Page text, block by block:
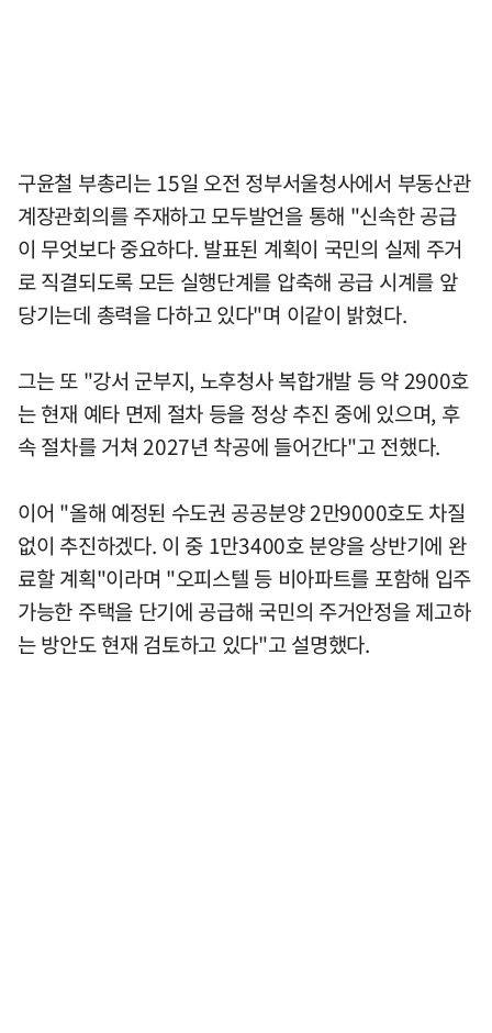
구윤철 부총리는 15일 오전 정부서울청사에서 부동산관
계장관회의를 주재하고 모두발언을 통해 "신속한 공급
이 무엇보다 중요하다. 발표된 계획이 국민의 실제 주거
로 직결되도록 모든 실행단계를 압축해 공급 시계를 앞
당기는데 총력을 다하고 있다"며 이같이 밝혔다.
그는 또 "강서 군부지, 노후청사 복합개발 등 약 2900호
는 현재 예타 면제 절차 등을 정상 추진 중에 있으며, 후
속 절차를 거쳐 2027년 착공에 들어간다"고 전했다.
이어 "올해 예정된 수도권 공공분양 2만9000호도 차질
없이 추진하겠다. 이 중 1만3400호 분양을 상반기에 완
료할 계획"이라며 "오피스텔 등 비아파트를 포함해 입주
가능한 주택을 단기에 공급해 국민의 주거안정을 제고하
는 방안도 현재 검토하고 있다"고 설명했다.